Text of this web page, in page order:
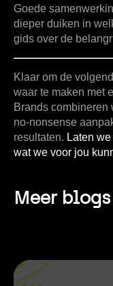
Goede
dieper duiken in
gids over de
Klaar om de
waar te maken met
Brands combineren
no-nonsense
resultaten. Laten
wat we voor jou
Meer blogs